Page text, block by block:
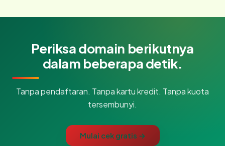
Periksa domain berikutnya
dalam beberapa detik.
Tanpa pendaftaran. Tanpa kartu kredit. Tanpa kuota
tersembunyi.
Mulai cek gratis →